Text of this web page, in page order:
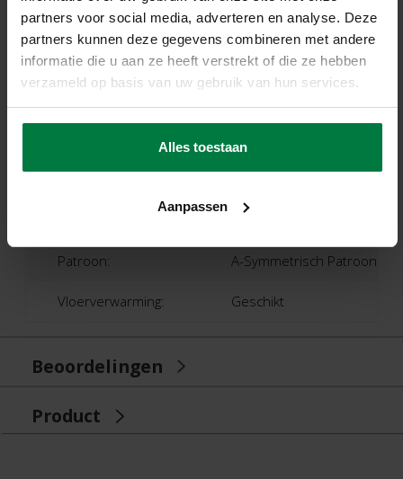
partners voor social media, adverteren en analyse. Deze
partners kunnen deze gegevens combineren met andere
informatie die u aan ze heeft verstrekt of die ze hebben
verzameld op basis van uw gebruik van hun services.
Alles toestaan
Aanpassen
Beoordelingen
Product
Materiaal:
33% Polyester, 33% Katoen, 33% Acryl/Chenille
Productietechniek:
Patroon: A-Symmetrisch Patroon
Vloerverwarming: Geschikt